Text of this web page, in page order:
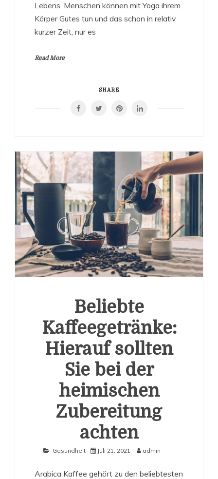
Lebens. Menschen können mit Yoga ihrem
Körper Gutes tun und das schon in relativ
kurzer Zeit, nur es
Read More
SHARE
Beliebte
Kaffeegetränke:
Hierauf sollten
Sie bei der
heimischen
Zubereitung
achten
Gesundheit Juli 21, 2021 admin
Arabica Kaffee gehört zu den beliebtesten